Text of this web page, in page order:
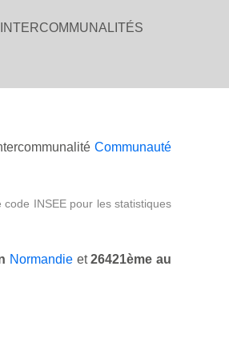
INTERCOMMUNALITÉS
Communauté
INSEE pour les statistiques
Normandieet26421ème au